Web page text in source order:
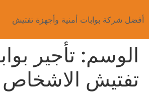
أفضل شركة بوابات أمنية وأجهزة تفتيش
الوسم: تأجير
تفتيش الاشخاص